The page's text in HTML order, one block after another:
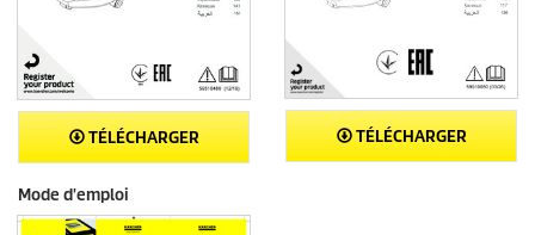
TÉLÉCHARGER TÉLÉCHARGER
Mode d'emploi